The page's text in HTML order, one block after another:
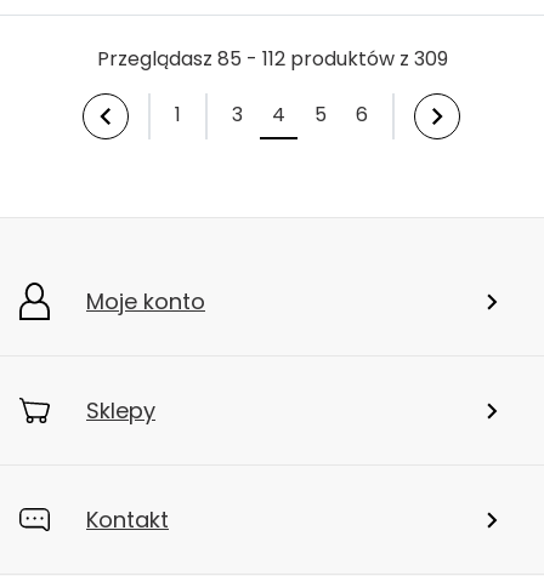
Przeglądasz 85 - 112 produktów z 309
1
3 4 5 6
Moje konto
Sklepy
Kontakt